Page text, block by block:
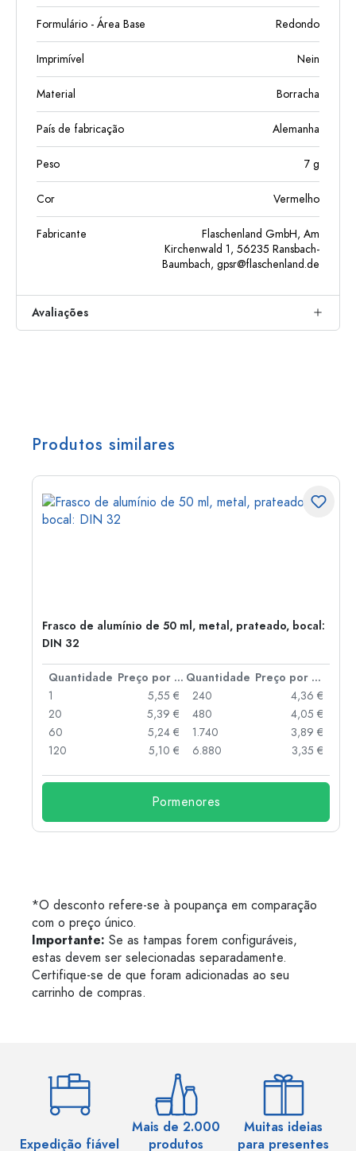
Formulário - Área Base Redondo
Imprimível Nein
Material Borracha
País de fabricação Alemanha
Peso 7 g
Cor Vermelho
Fabricante
Flaschenland GmbH, Am
Kirchenwald 1, 56235 Ransbach-
Baumbach, gpsr@flaschenland.de
Avaliações
Produtos similares
Frasco de alumínio de 50 ml, metal, prateado, bocal:
DIN 32
Quantidade Preço por peça Quantidade
Preço por peça
1
5,55 €
20
5,39 €
60
5,24 €
120
5,10 €
240
4,36 €
480
4,05 €
1.740
3,89 €
6.880
3,35 €
Pormenores
*O desconto refere-se à poupança em comparação
com o preço único.
Importante: Se as tampas forem configuráveis,
estas devem ser selecionadas separadamente.
Certifique-se de que foram adicionadas ao seu
carrinho de compras.
Expedição fiável
Mais de 2.000
produtos
Muitas ideias
para presentes